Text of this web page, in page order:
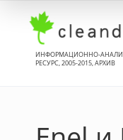
ИНФОРМАЦИОННО-
РЕСУРС, 2005-2015, АРХИВ